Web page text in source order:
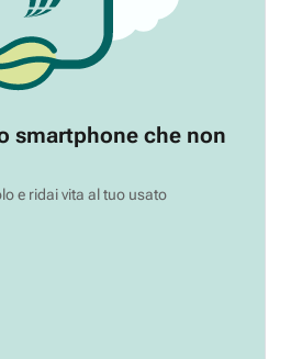
smartphone che non
e ridai vita al tuo usato